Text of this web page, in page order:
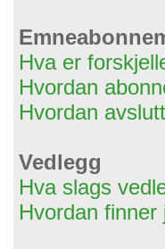
Hva er
Hvordan
Hvordan
Vedlegg
Hva slags
Hvordan